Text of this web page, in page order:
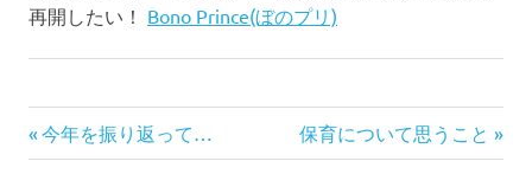
再開したい！ Bono Prince(ぼのプリ)
投
前
の
今年を振り返って…
次
の
保育について思うこと